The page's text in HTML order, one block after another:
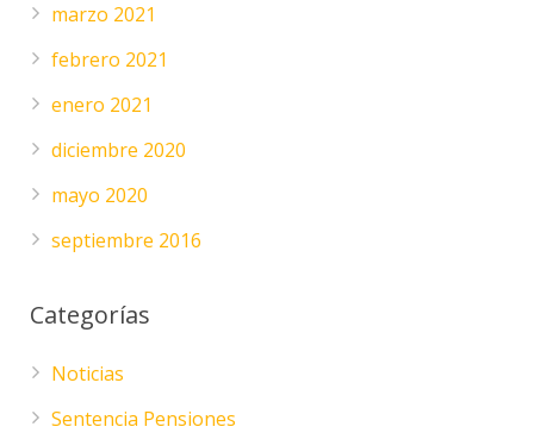
marzo 2021
febrero 2021
enero 2021
diciembre 2020
mayo 2020
septiembre 2016
Categorías
Noticias
Sentencia Pensiones